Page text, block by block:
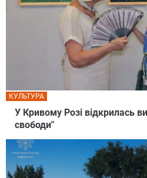
У Кривому Розі відкрилась
свободи"
КУЛЬТУРА